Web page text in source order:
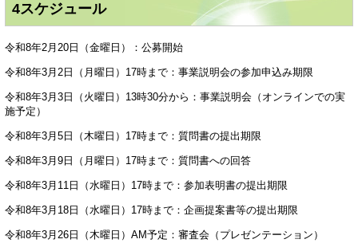
4スケジュール
令和8年2月20日（金曜日）：公募開始
令和8年3月2日（月曜日）17時まで：事業説明会の参加申込み期限
令和8年3月3日（火曜日）13時30分から：事業説明会（オンラインでの実
施予定）
令和8年3月5日（木曜日）17時まで：質問書の提出期限
令和8年3月9日（月曜日）17時まで：質問書への回答
令和8年3月11日（水曜日）17時まで：参加表明書の提出期限
令和8年3月18日（水曜日）17時まで：企画提案書等の提出期限
令和8年3月26日（木曜日）AM予定：審査会（プレゼンテーション）